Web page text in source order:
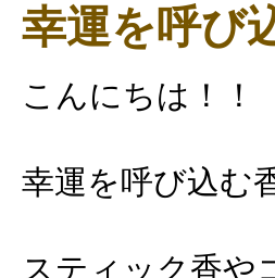
幸運を呼び
こんにちは！！
幸運を呼び込む
スティック香や